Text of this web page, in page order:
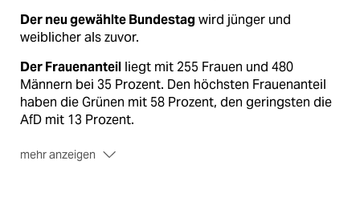
Der neu gewählte Bundestag wird jünger und
weiblicher als zuvor.
Der Frauenanteil liegt mit 255 Frauen und 480
Männern bei 35 Prozent. Den höchsten Frauenanteil
haben die Grünen mit 58 Prozent, den geringsten die
AfD mit 13 Prozent.
mehr anzeigen